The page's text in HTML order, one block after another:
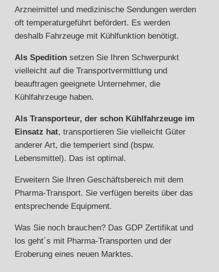
Arzneimittel und medizinische Sendungen werden
oft temperaturgeführt befördert. Es werden
deshalb Fahrzeuge mit Kühlfunktion benötigt.
Als Spedition setzen Sie Ihren Schwerpunkt
vielleicht auf die Transportvermittlung und
beauftragen geeignete Unternehmer, die
Kühlfahrzeuge haben.
Als Transporteur, der schon Kühlfahrzeuge im
Einsatz hat, transportieren Sie vielleicht Güter
anderer Art, die temperiert sind (bspw.
Lebensmittel). Das ist optimal.
Erweitern Sie Ihren Geschäftsbereich mit dem
Pharma-Transport. Sie verfügen bereits über das
entsprechende Equipment.
Was Sie noch brauchen? Das GDP Zertifikat und
los geht´s mit Pharma-Transporten und der
Eroberung eines neuen Marktes.